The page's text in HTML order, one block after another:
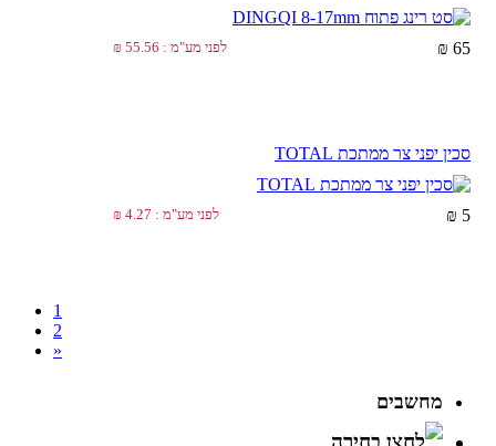
לפני מע"מ : 55.56 ₪ 65 ₪
סכין יפני צר ממתכת TOTAL
לפני מע"מ : 4.27 ₪ 5 ₪
1
2
»
מחשבים